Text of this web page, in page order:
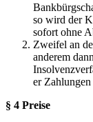
so wird der
sofort ohne
Zweifel an
anderem
er
§ 4 Preise